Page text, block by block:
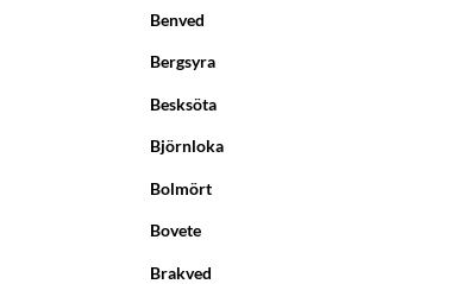
Benved
Bergsyra
Besksöta
Björnloka
Bolmört
Bovete
Brakved